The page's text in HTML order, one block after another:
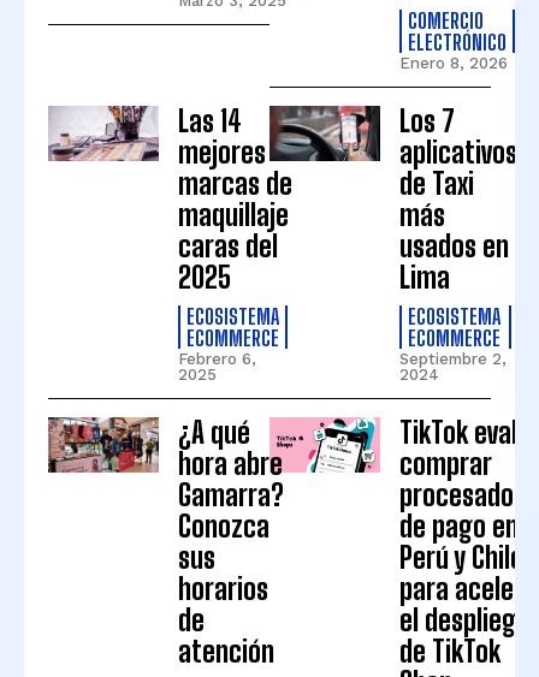
COMERCIO
ELECTRÓNICO
Enero 8, 2026
Las 14
mejores
marcas de
maquillaje
caras del
2025
ECOSISTEMA
ECOMMERCE
Febrero 6,
2025
Los 7
aplicativos
de Taxi
más
usados en
Lima
ECOSISTEMA
ECOMMERCE
Septiembre 2,
2024
¿A qué
hora abre
Gamarra?
Conozca
sus
horarios
de
atención
TikTok
comprar
de pago en
Perú y Chile
para
el
de TikTok